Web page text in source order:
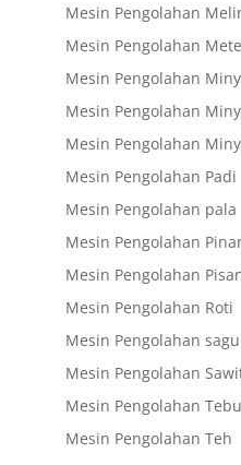
Mesin Pengolahan
Mesin Pengolahan Mete
Mesin Pengolahan
Mesin Pengolahan
Mesin Pengolahan
Mesin Pengolahan Padi
Mesin Pengolahan pala
Mesin Pengolahan
Mesin Pengolahan
Mesin Pengolahan Roti
Mesin Pengolahan sagu
Mesin Pengolahan
Mesin Pengolahan Tebu
Mesin Pengolahan Teh